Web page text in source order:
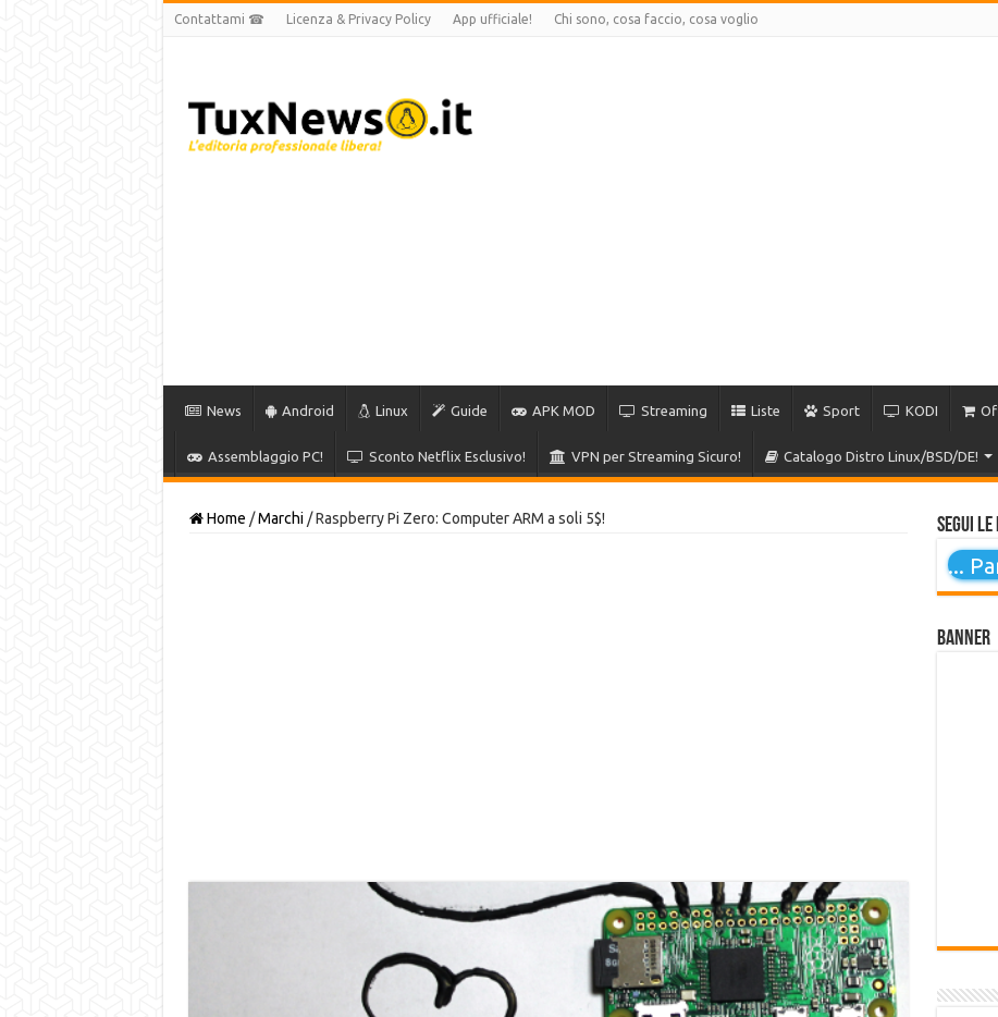
Contattami ☎ Licenza & Privacy Policy App ufficiale! Chi sono, cosa faccio, cosa voglio
News Android Linux Guide APK MOD Streaming Liste Sport KODI
Assemblaggio PC! Sconto Netflix Esclusivo! VPN per Streaming Sicuro! Catalogo Distro Linux/BSD/DE!
Home / Marchi / Raspberry Pi Zero: Computer ARM a soli 5$! Segui
...
Banner